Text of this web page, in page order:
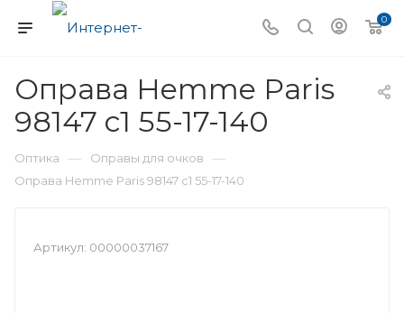
0
Оправа Hemme Paris
98147 c1 55-17-140
Оптика — Оправы для очков —
Оправа Hemme Paris 98147 c1 55-17-140
Артикул: 00000037167